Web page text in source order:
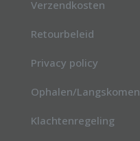
Verzendkosten
Retourbeleid
Privacy policy
Ophalen/Langskomen
Klachtenregeling